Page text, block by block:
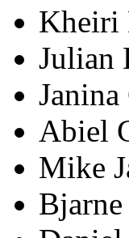
Kheiri
Julian
Janina
Abiel
Mike